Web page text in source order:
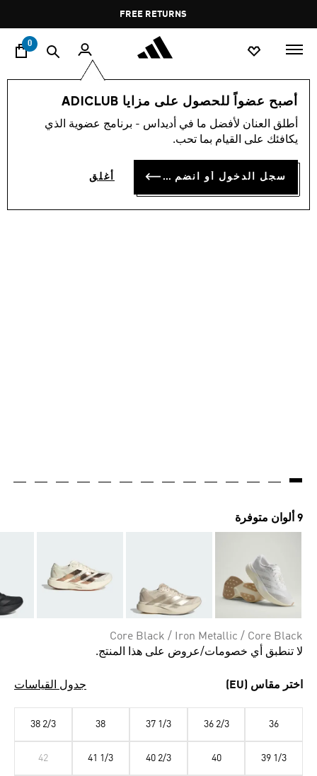
Pause
promotion
rotation
FREE RETURNS
0
أصبح عضواً للحصول على مزايا ADICLUB
أطلق العنان لأفضل ما في أديداس - برنامج عضوية الذي
يكافئك على القيام بما تحب.
سجل الدخول أو انضم الآن أغلق
النساء
حذاء ADIZERO EVO SL
OMR 73.50
9 ألوان متوفرة
Core Black / Iron Metallic / Core Black
لا تنطبق أي خصومات/عروض على هذا المنتج.
اختر مقاس (EU) جدول القياسات
36
36 2/3
37 1/3
38
38 2/3
39 1/3
40
40 2/3
41 1/3
42